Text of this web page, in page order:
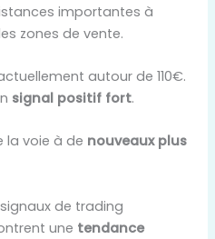
importantes à
zones de vente.
autour de 110€.
signal positif fort.
la voie à de nouveaux plus
de trading
une tendance